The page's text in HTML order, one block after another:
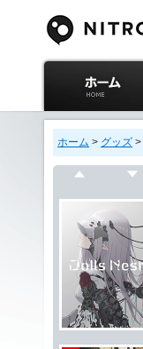
ニトロプラス公式
サイト ホーム
ホーム > グッズ >